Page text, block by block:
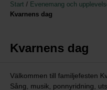
Start / Evenemang och
Kvarnens dag
Kvarnens dag
Välkommen till familjefesten
Sång, musik, ponnyridning,